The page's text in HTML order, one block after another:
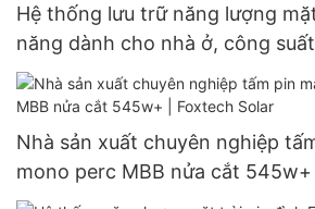
Hệ thống lưu trữ năng lượng
năng dành cho nhà ở, công suất
sử dụng pin lithium sắt CATL.
Foxtech.
Nhà sản xuất chuyên nghiệp
mono perc MBB nửa cắt